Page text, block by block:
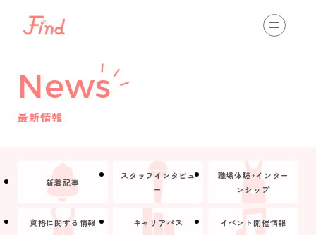
相談する
最新情報 view more
スタッフインタビュー
News
最新情報
新着記事
スタッフインタビュ
ー
職場体験・インター
ンシップ
資格に関する情報 キャリアパス イベント開催情報